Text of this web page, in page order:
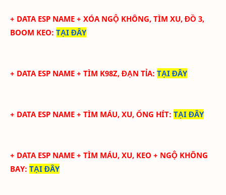
+ DATA ESP NAME + XÓA NGỘ KHÔNG, TÌM XU, ĐỒ 3,
BOOM KEO: TẠI ĐÂY
+ DATA ESP NAME + TÌM K98Z, ĐẠN TỈA: TẠI ĐÂY
+ DATA ESP NAME + TÌM MÁU, XU, ỐNG HÍT: TẠI ĐÂY
+ DATA ESP NAME + TÌM MÁU, XU, KEO + NGỘ KHÔNG
BAY: TẠI ĐÂY